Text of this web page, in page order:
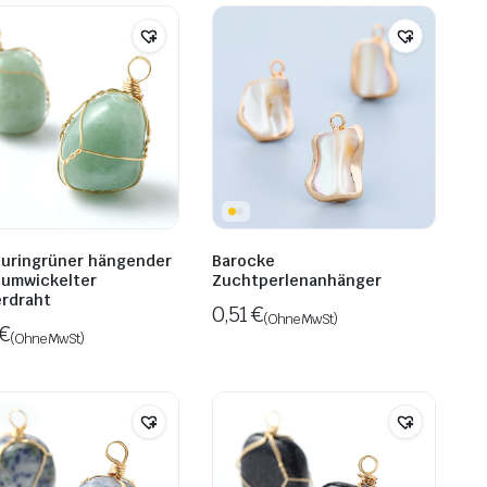
hängender
(Ohne MwSt)
Barocke
Zuchtperlenanhänger
0,51€(Ohne MwSt)